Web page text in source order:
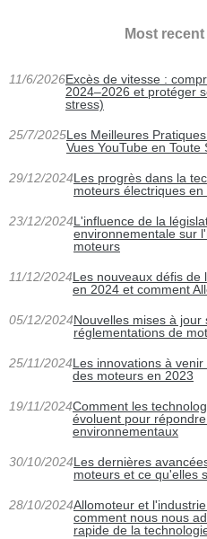
Most
11/6/2026Excès de vitesse :
2024–2026 et protéger
stress)
25/7/2025Les Meilleures
Vues YouTube en Toute
29/12/2024Les progrès dans la
moteurs électriques en
23/12/2024L'influence de la
environnementale sur
moteurs
11/12/2024Les nouveaux défis de
en 2024 et comment
05/12/2024Nouvelles mises à jour
réglementations de
25/11/2024Les innovations à
des moteurs en 2023
19/11/2024Comment les
évoluent pour
environnementaux
30/10/2024Les dernières
moteurs et ce qu'elles
28/10/2024Allomoteur et
comment nous nous
rapide de la